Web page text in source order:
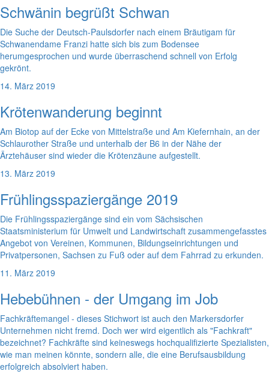
Schwänin begrüßt Schwan
Die Suche der Deutsch-Paulsdorfer nach einem Bräutigam für
Schwanendame Franzi hatte sich bis zum Bodensee
herumgesprochen und wurde überraschend schnell von Erfolg
gekrönt.
14. März 2019
Krötenwanderung beginnt
Am Biotop auf der Ecke von Mittelstraße und Am Kiefernhain, an der
Schlaurother Straße und unterhalb der B6 in der Nähe der
Ärztehäuser sind wieder die Krötenzäune aufgestellt.
13. März 2019
Frühlingsspaziergänge 2019
Die Frühlingsspaziergänge sind ein vom Sächsischen
Staatsministerium für Umwelt und Landwirtschaft zusammengefasstes
Angebot von Vereinen, Kommunen, Bildungseinrichtungen und
Privatpersonen, Sachsen zu Fuß oder auf dem Fahrrad zu erkunden.
11. März 2019
Hebebühnen - der Umgang im Job
Fachkräftemangel - dieses Stichwort ist auch den Markersdorfer
Unternehmen nicht fremd. Doch wer wird eigentlich als "Fachkraft"
bezeichnet? Fachkräfte sind keineswegs hochqualifizierte Spezialisten,
wie man meinen könnte, sondern alle, die eine Berufsausbildung
erfolgreich absolviert haben.